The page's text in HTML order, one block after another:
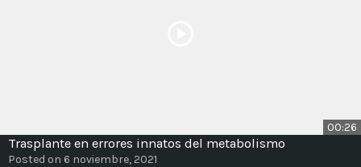
00:26
Trasplante en errores innatos del metabolismo
Posted on 6 noviembre, 2021